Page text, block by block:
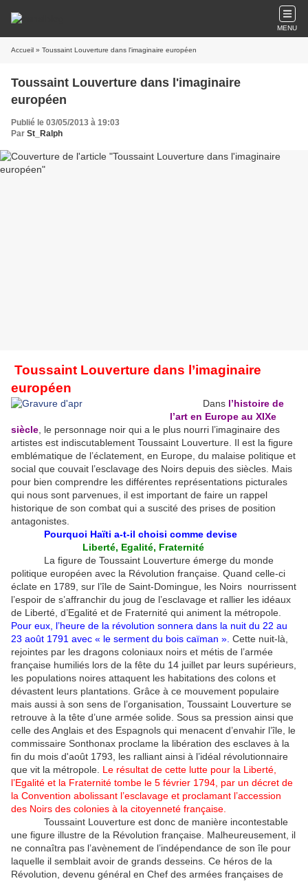
MENU
Accueil » Toussaint Louverture dans l'imaginaire européen
Toussaint Louverture dans l'imaginaire
européen
Publié le 03/05/2013 à 19:03
Par St_Ralph
Toussaint Louverture dans l’imaginaire
européen
Dans l’histoire de
l’art en Europe au XIXe
siècle , le personnage noir qui a le plus nourri l’imaginaire des
artistes est indiscutablement Toussaint Louverture. Il est la figure
emblématique de l’éclatement, en Europe, du malaise politique et
social que couvait l’esclavage des Noirs depuis des siècles. Mais
pour bien comprendre les différentes représentations picturales
qui nous sont parvenues, il est important de faire un rappel
historique de son combat qui a suscité des prises de position
antagonistes.
Pourquoi Haïti a-t-il choisi comme devise
Liberté, Egalité, Fraternité
La figure de Toussaint Louverture émerge du monde
politique européen avec la Révolution française. Quand celle-ci
éclate en 1789, sur l’île de Saint-Domingue, les Noirs nourrissent
l’espoir de s’affranchir du joug de l’esclavage et rallier les idéaux
de Liberté, d’Egalité et de Fraternité qui animent la métropole.
Pour eux, l’heure de la révolution sonnera dans la nuit du 22 au
23 août 1791 avec « le serment du bois caïman ». Cette nuit-là,
rejointes par les dragons coloniaux noirs et métis de l’armée
française humiliés lors de la fête du 14 juillet par leurs supérieurs,
les populations noires attaquent les habitations des colons et
dévastent leurs plantations. Grâce à ce mouvement populaire
mais aussi à son sens de l’organisation, Toussaint Louverture se
retrouve à la tête d’une armée solide. Sous sa pression ainsi que
celle des Anglais et des Espagnols qui menacent d’envahir l’île, le
commissaire Sonthonax proclame la libération des esclaves à la
fin du mois d'août 1793, les ralliant ainsi à l’idéal révolutionnaire
que vit la métropole. Le résultat de cette lutte pour la Liberté,
l’Egalité et la Fraternité tombe le 5 février 1794, par un décret de
la Convention abolissant l’esclavage et proclamant l’accession
des Noirs des colonies à la citoyenneté française.
Toussaint Louverture est donc de manière incontestable
une figure illustre de la Révolution française. Malheureusement, il
ne connaîtra pas l’avènement de l’indépendance de son île pour
laquelle il semblait avoir de grands desseins. Ce héros de la
Révolution, devenu général en Chef des armées françaises de